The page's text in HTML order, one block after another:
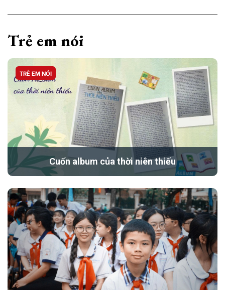
Trẻ em nói
TRẺ EM NÓI
Cuốn album của thời niên thiếu